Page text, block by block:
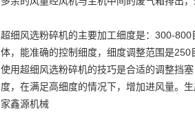
超细风选粉碎机的主要加工细度是：300-
体，能准确的控制细度，细度调整范围是250
使用超细风选粉碎机的技巧是合适的调整挡
度，在满足高细度的情况下，增加进风量。
家鑫源机械